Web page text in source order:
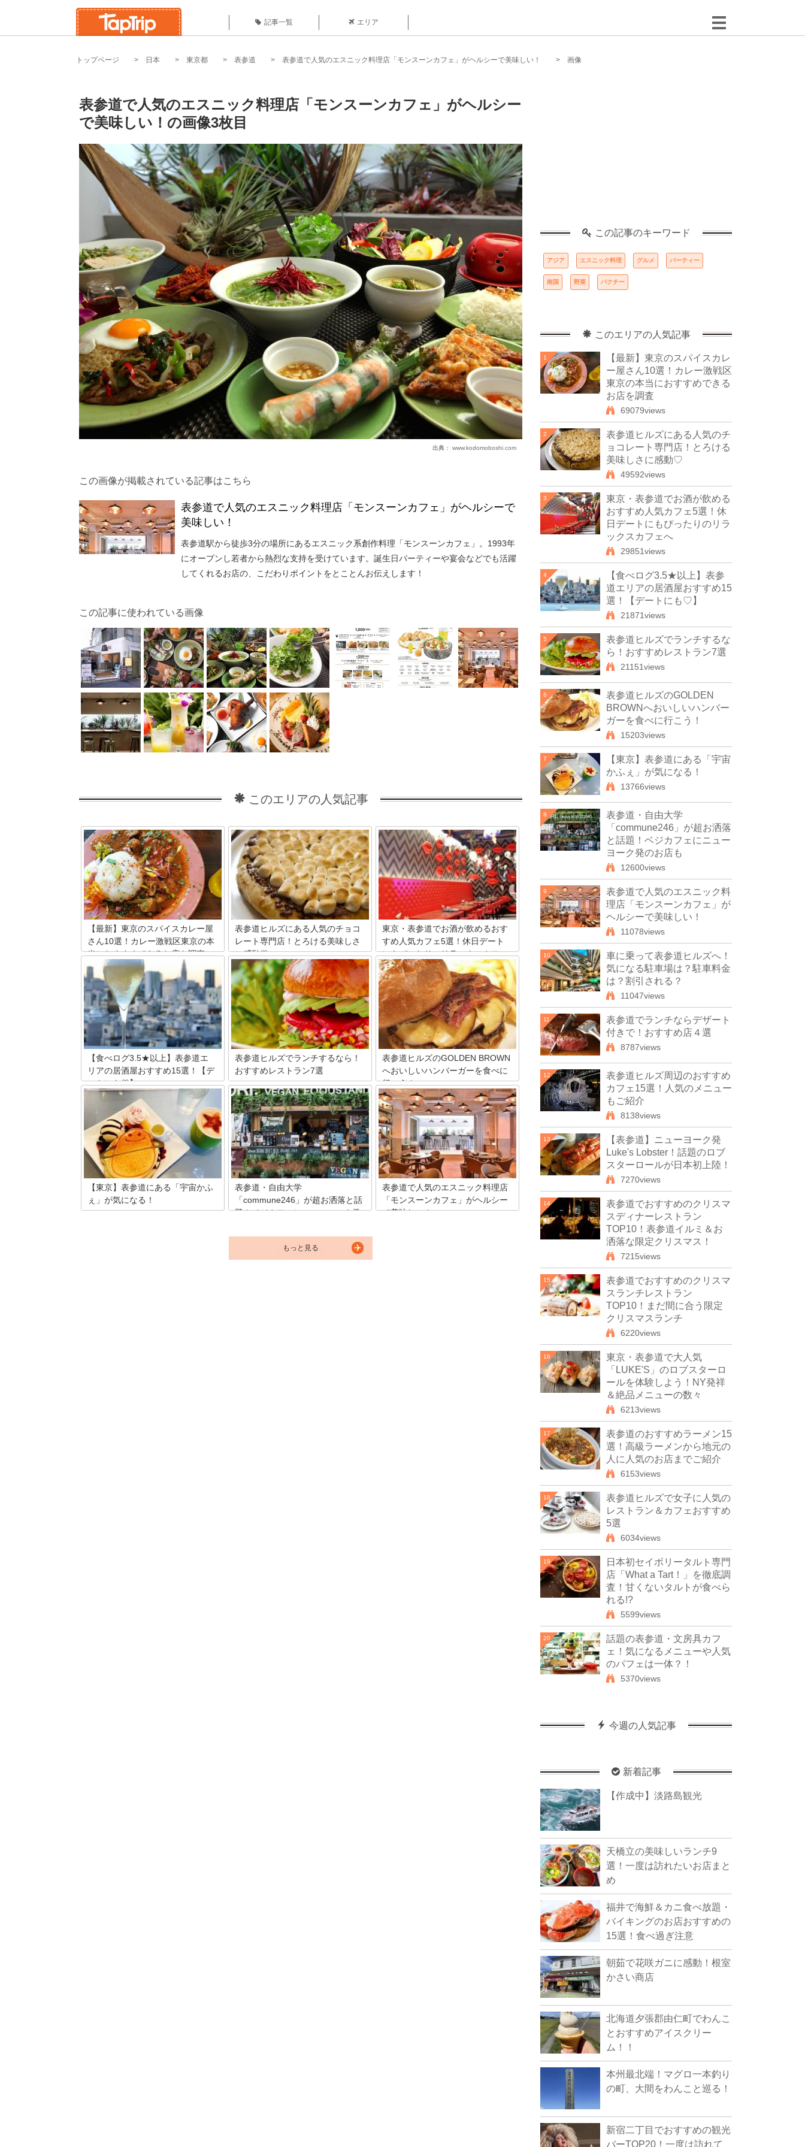
記事一覧 エリア
トップページ 日本 東京都 表参道 表参道で人気のエスニック料理店「モンスーンカフェ」がヘルシーで美味しい！ 画像
表参道で人気のエスニック料理店「モンスーンカフェ」がヘルシー
で美味しい！の画像3枚目
出典： www.kodomoboshi.com
この画像が掲載されている記事はこちら
表参道で人気のエスニック料理店「モンスーンカフェ」がヘルシーで
美味しい！
表参道駅から徒歩3分の場所にあるエスニック系創作料理「モンスーンカフェ」。1993年
にオープンし若者から熱烈な支持を受けています。誕生日パーティーや宴会などでも活躍
してくれるお店の、こだわりポイントをとことんお伝えします！
この記事に使われている画像
このエリアの人気記事
【最新】東京のスパイスカレー屋
さん10選！カレー激戦区東京の本
当におすすめできるお店を調査
カレーの激戦区・東京には欧風カレー・
スープカレーなど、さまざまなカレーを
堪能できるお店が点在しています。その
中でも、話題の中心になっているのが、
多彩な香りが漂い、身も心も虜にしてし
まうスパイスカレー。そこで今回は、東
京で本格的なスパイスカレーを楽しめる
大人気のお店をご紹介します。
表参道ヒルズにある人気のチョコ
レート専門店！とろける美味しさ
に感動♡
表参道ヒルズには世界的にも人気のチョ
コレート専門店が3軒入っています。お
店によってチョコレートの楽しみ方も
様々！食べるだけで幸せな気持ちにさせ
てくれるチョコレートスイーツの数々が
登場します。これを読めば、女子はもち
ろん男子も行ってみたくなる事間違いな
しです♪
東京・表参道でお酒が飲めるおす
すめ人気カフェ5選！休日デート
にもぴったりのリラックスカフェ
へ
おしゃれな街の代表とも言える東京・表
参道。このエリアにはご存じ、たくさん
のカフェが存在します。休日に立ち寄り
たくなるような可愛いカフェもたくさ
ん！今回はその中でもお酒が飲める表参
道のカフェをピックアップします。
【食べログ3.5★以上】表参道エ
リアの居酒屋おすすめ15選！【デ
ートにも♡】
表参道はお洒落なカフェやバル、居酒屋
などデートや女子会で利用したいお店が
たくさんありますよね。今回は、食べロ
グ3.5以上、平均予算2,000～10,999円の
お店15選をご紹介しています。お手頃価
格で利用できるお店もたくさんあります
ので、ぜひ参考にしてください。
表参道ヒルズでランチするなら！
おすすめレストラン7選
表参道ヒルズには全20軒のカフェやレス
トランが入っています。今回はその中か
ら特にランチにおすすめのレストランを
厳選して7軒ご紹介します。少しお高め
のお店でもランチならディナーよりもお
手軽に頂ける所がほとんど♪ こちらを参
考にして頂き、お得に美味しいランチタ
イムを楽しんじゃいましょう！
表参道ヒルズのGOLDEN BROWN
へおいしいハンバーガーを食べに
行こう！
2009年にオープンした表参道ヒルズ3階
にあるハンバーガーレストラン、
GOLDEN BROWN（ゴールデンブラウ
ン）。変わらず人気のこのハンバーガー
屋さんの魅力を徹底解剖します！
【東京】表参道にある「宇宙かふ
ぇ」が気になる！
表参道・自由大学
「commune246」が超お洒落と話
題！ベジカフェにニューヨーク発
南青山にあるcommune246は、おしゃれ
なフードコートやカフェ、自由大学など
が集まったコミュニティで、定期的に感
表参道で人気のエスニック料理店
「モンスーンカフェ」がヘルシー
で美味しい！
もっと見る
この記事のキーワード
アジア エスニック料理 グルメ パーティー
南国 野菜 パクチー
このエリアの人気記事
1
【最新】東京のスパイスカレ
ー屋さん10選！カレー激戦区
東京の本当におすすめできる
お店を調査
69079views
2
表参道ヒルズにある人気のチ
ョコレート専門店！とろける
美味しさに感動♡
49592views
3
東京・表参道でお酒が飲める
おすすめ人気カフェ5選！休
日デートにもぴったりのリラ
ックスカフェへ
29851views
4
【食べログ3.5★以上】表参
道エリアの居酒屋おすすめ15
選！【デートにも♡】
21871views
5
表参道ヒルズでランチするな
ら！おすすめレストラン7選
21151views
6
表参道ヒルズのGOLDEN
BROWNへおいしいハンバー
ガーを食べに行こう！
15203views
7
【東京】表参道にある「宇宙
かふぇ」が気になる！
13766views
8
表参道・自由大学
「commune246」が超お洒落
と話題！ベジカフェにニュー
ヨーク発のお店も
12600views
9
表参道で人気のエスニック料
理店「モンスーンカフェ」が
ヘルシーで美味しい！
11078views
10
車に乗って表参道ヒルズへ！
気になる駐車場は？駐車料金
は？割引される？
11047views
11
表参道でランチならデザート
付きで！おすすめ店４選
8787views
12
表参道ヒルズ周辺のおすすめ
カフェ15選！人気のメニュー
もご紹介
8138views
13
【表参道】ニューヨーク発
Luke's Lobster！話題のロブ
スターロールが日本初上陸！
7270views
14
表参道でおすすめのクリスマ
スディナーレストラン
TOP10！表参道イルミ＆お
洒落な限定クリスマス！
7215views
15
表参道でおすすめのクリスマ
スランチレストラン
TOP10！まだ間に合う限定
クリスマスランチ
6220views
16
東京・表参道で大人気
「LUKE'S」のロブスターロ
ールを体験しよう！NY発祥
＆絶品メニューの数々
6213views
17
表参道のおすすめラーメン15
選！高級ラーメンから地元の
人に人気のお店までご紹介
6153views
18
表参道ヒルズで女子に人気の
レストラン＆カフェおすすめ
5選
6034views
19
日本初セイボリータルト専門
店「What a Tart！」を徹底調
査！甘くないタルトが食べら
れる!?
5599views
20
話題の表参道・文房具カフ
ェ！気になるメニューや人気
のパフェは一体？！
5370views
今週の人気記事
新着記事
【作成中】淡路島観光
天橋立の美味しいランチ9
選！一度は訪れたいお店まと
め
福井で海鮮＆カニ食べ放題・
バイキングのお店おすすめの
15選！食べ過ぎ注意
朝茹で花咲ガニに感動！根室
かさい商店
北海道夕張郡由仁町でわんこ
とおすすめアイスクリー
ム！！
本州最北端！マグロ一本釣り
の町、大間をわんこと巡る！
新宿二丁目でおすすめの観光
バーTOP20！一度は訪れて